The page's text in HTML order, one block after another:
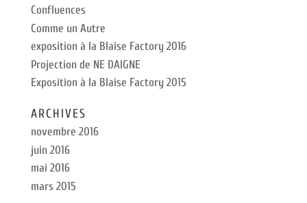
Confluences
Comme un Autre
exposition à la Blaise Factory 2016
Projection de NE DAIGNE
Exposition à la Blaise Factory 2015
ARCHIVES
novembre 2016
juin 2016
mai 2016
mars 2015